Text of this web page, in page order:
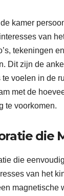
kamer
van
tekeningen en
Dit zijn de
voelen in de
met de
te voorkomen.
die
die
van het
magnetische